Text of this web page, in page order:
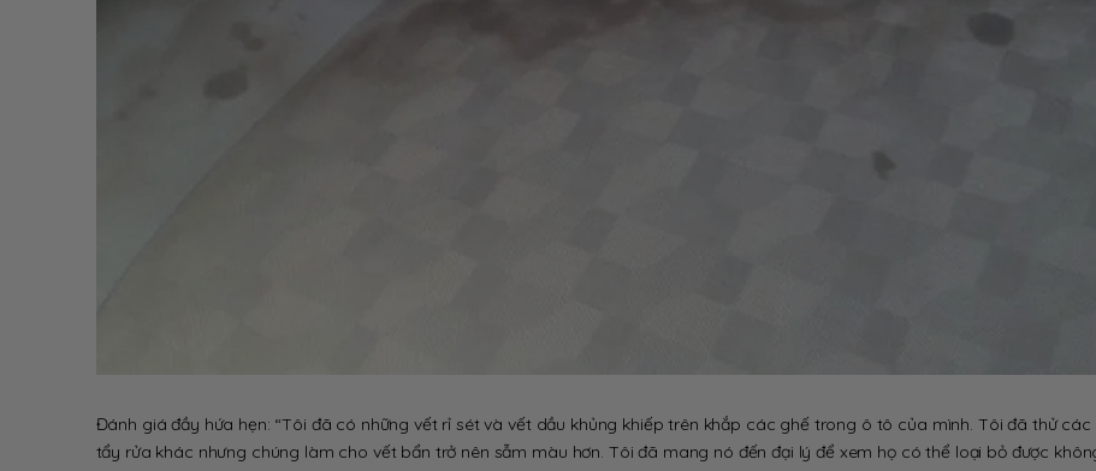
Đánh giá đầy hứa hẹn: “Tôi đã có những vết rỉ sét và vết dầu khủng khiếp trên khắp các ghế trong ô tô của mình. Tôi đã thử các
tẩy rửa khác nhưng chúng làm cho vết bẩn trở nên sẫm màu hơn. Tôi đã mang nó đến đại lý để xem họ có thể loại bỏ được